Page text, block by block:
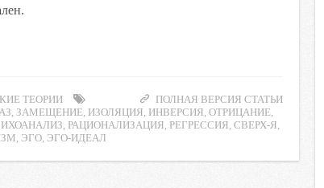
ПОЛНАЯ ВЕРСИЯ СТАТЬИ
ТЕОРИИ
, ЗАМЕЩЕНИЕ, ИЗОЛЯЦИЯ, ИНВЕРСИЯ, ОТРИЦАНИЕ,
, РАЦИОНАЛИЗАЦИЯ, РЕГРЕССИЯ, СВЕРХ-Я,
, ЭГО, ЭГО-ИДЕАЛ